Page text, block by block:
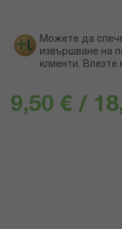
Можете да
извършване на
клиенти. Влезте
9,50 € /